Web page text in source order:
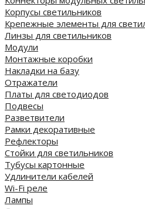
Корпусы светильников
Крепежные элементы для
Линзы для светильников
Модули
Монтажные коробки
Накладки на базу
Отражатели
Платы для светодиодов
Подвесы
Разветвители
Рамки декоративные
Рефлекторы
Стойки для светильников
Тубусы картонные
Удлинители кабелей
Wi-Fi реле
Лампы